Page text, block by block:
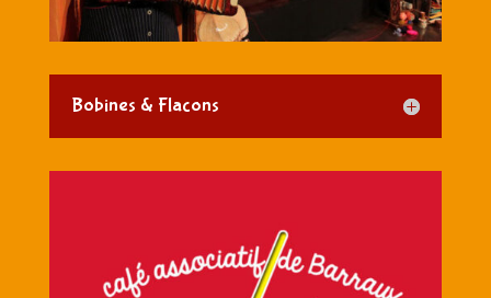
Bobines & Flacons